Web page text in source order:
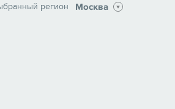
регион Москва